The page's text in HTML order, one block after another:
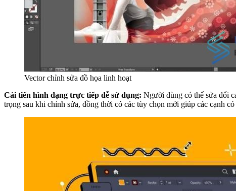
Vector chỉnh sửa đồ họa linh hoạt
Cải tiến hình dạng trực tiếp dễ sử dụng: Người dùng có thể sửa đổi
trọng sau khi chỉnh sửa, đồng thời có các tùy chọn mới giúp các cạnh